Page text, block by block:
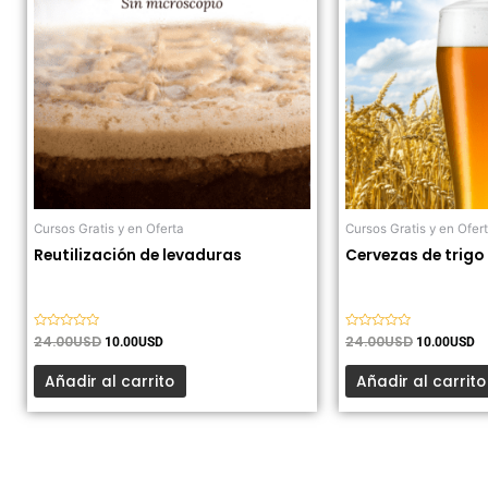
Cursos Gratis y en Oferta
Reutilización de levaduras
Valorado
con
0
24.00USD 10.00USD
Añadir al carrito
Cursos Gratis y en
Cervezas de trigo
Valorado
con
0
24.00USD 10.00USD
Añadir al carrito